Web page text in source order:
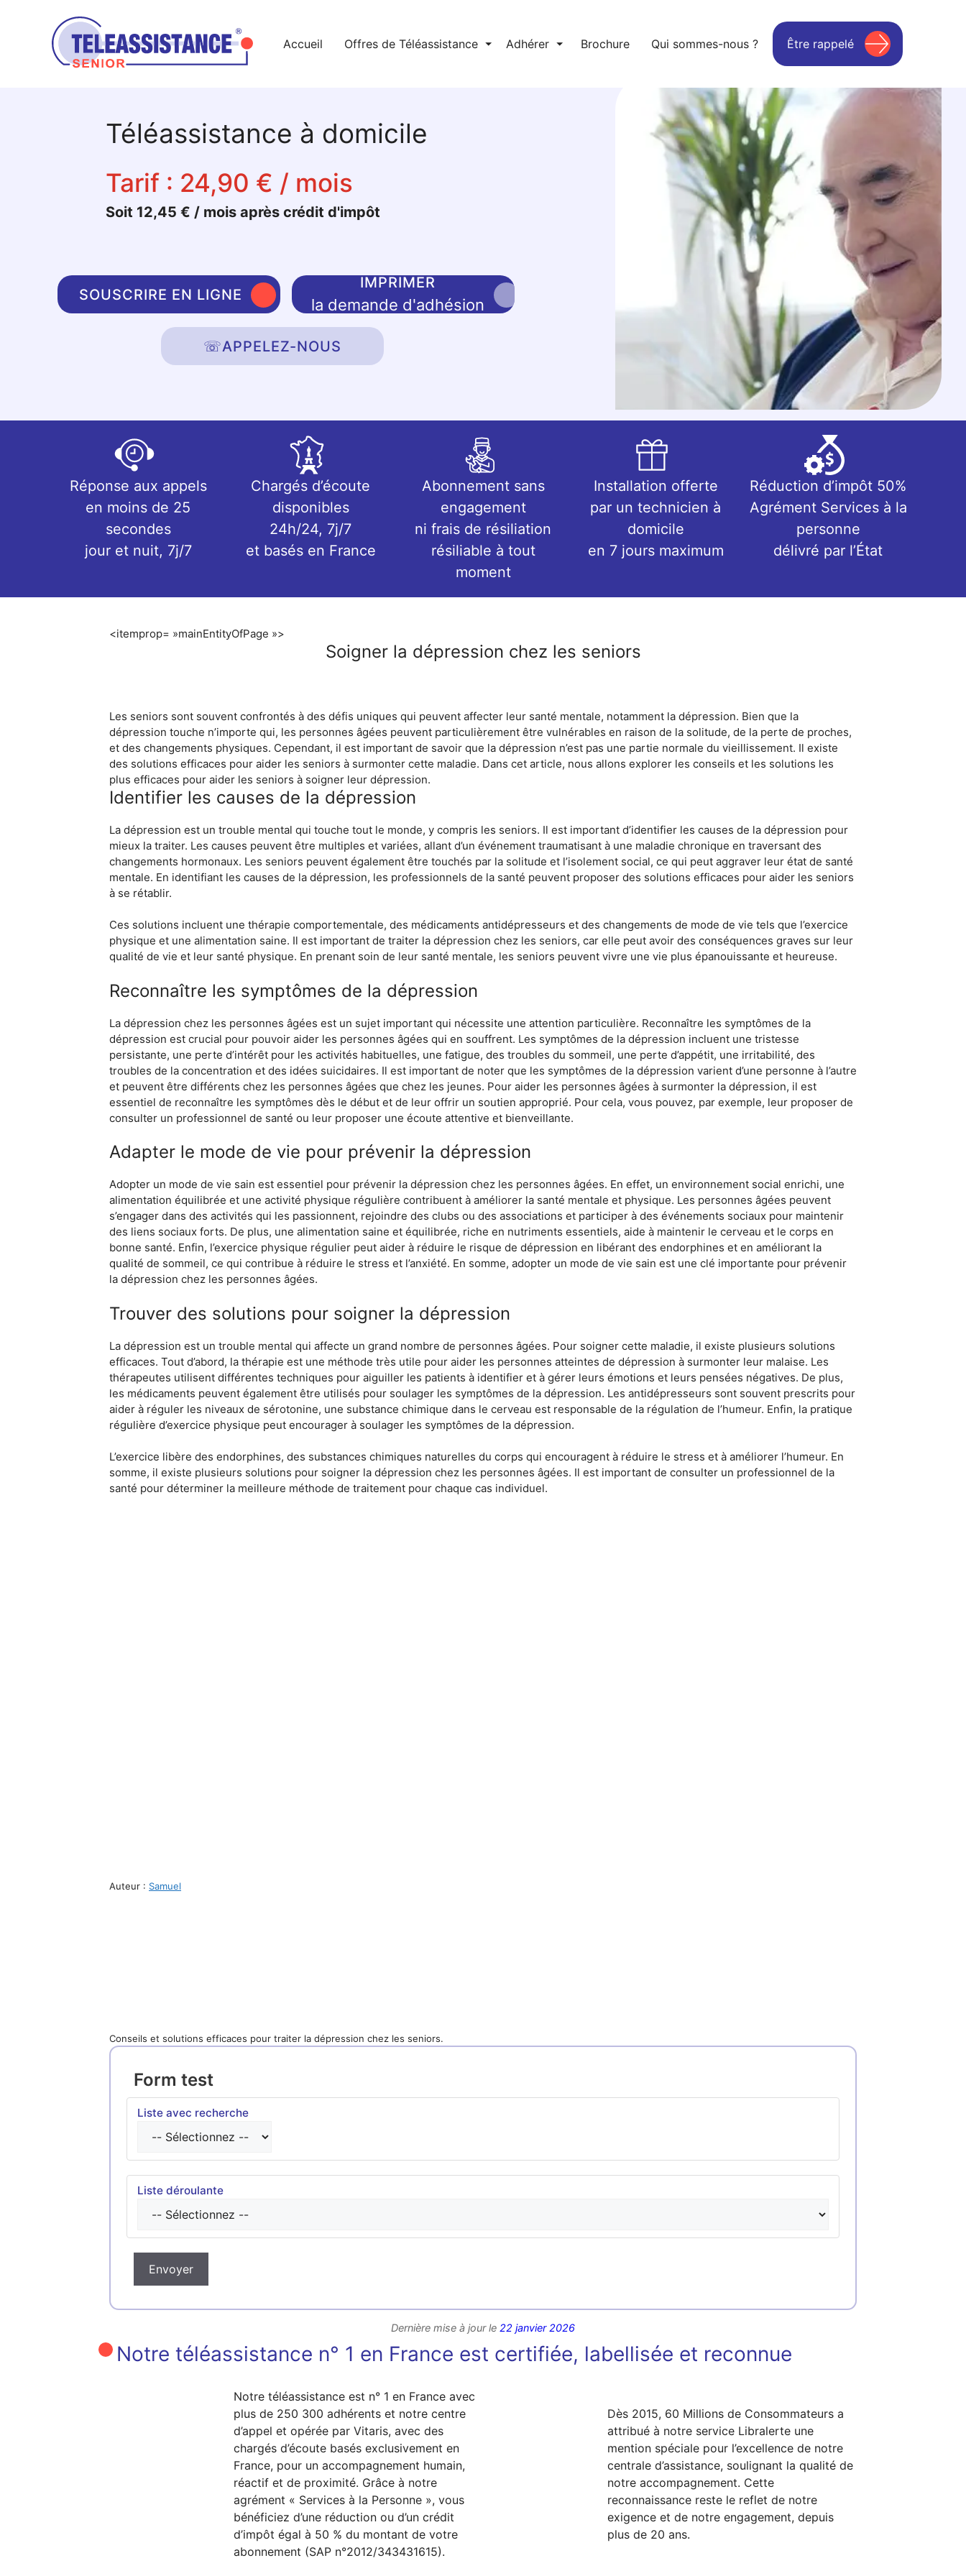
Accueil Offres de Téléassistance ⏷ Adhérer ⏷ Brochure Qui sommes-nous ? Être rappelé
Téléassistance à domicile
Tarif : 24,90 € / mois
Soit 12,45 € / mois après crédit d'impôt
SOUSCRIRE EN LIGNE
IMPRIMER
la demande d'adhésion
☏APPELEZ-NOUS
Réponse aux appels
en moins de 25
secondes
jour et nuit, 7j/7
Chargés d’écoute
disponibles
24h/24, 7j/7
et basés en France
Abonnement sans
engagement
ni frais de résiliation
résiliable à tout
moment
Installation offerte
par un technicien à
domicile
en 7 jours maximum
Réduction d’impôt 50%
Agrément Services à la
personne
délivré par l’État
<itemprop= »mainEntityOfPage »>
Soigner la dépression chez les seniors
Les seniors sont souvent confrontés à des défis uniques qui peuvent affecter leur santé mentale, notamment la dépression. Bien que la
dépression touche n’importe qui, les personnes âgées peuvent particulièrement être vulnérables en raison de la solitude, de la perte de proches,
et des changements physiques. Cependant, il est important de savoir que la dépression n’est pas une partie normale du vieillissement. Il existe
des solutions efficaces pour aider les seniors à surmonter cette maladie. Dans cet article, nous allons explorer les conseils et les solutions les
plus efficaces pour aider les seniors à soigner leur dépression.
Identifier les causes de la dépression
La dépression est un trouble mental qui touche tout le monde, y compris les seniors. Il est important d’identifier les causes de la dépression pour
mieux la traiter. Les causes peuvent être multiples et variées, allant d’un événement traumatisant à une maladie chronique en traversant des
changements hormonaux. Les seniors peuvent également être touchés par la solitude et l’isolement social, ce qui peut aggraver leur état de santé
mentale. En identifiant les causes de la dépression, les professionnels de la santé peuvent proposer des solutions efficaces pour aider les seniors
à se rétablir.
Ces solutions incluent une thérapie comportementale, des médicaments antidépresseurs et des changements de mode de vie tels que l’exercice
physique et une alimentation saine. Il est important de traiter la dépression chez les seniors, car elle peut avoir des conséquences graves sur leur
qualité de vie et leur santé physique. En prenant soin de leur santé mentale, les seniors peuvent vivre une vie plus épanouissante et heureuse.
Reconnaître les symptômes de la dépression
La dépression chez les personnes âgées est un sujet important qui nécessite une attention particulière. Reconnaître les symptômes de la
dépression est crucial pour pouvoir aider les personnes âgées qui en souffrent. Les symptômes de la dépression incluent une tristesse
persistante, une perte d’intérêt pour les activités habituelles, une fatigue, des troubles du sommeil, une perte d’appétit, une irritabilité, des
troubles de la concentration et des idées suicidaires. Il est important de noter que les symptômes de la dépression varient d’une personne à l’autre
et peuvent être différents chez les personnes âgées que chez les jeunes. Pour aider les personnes âgées à surmonter la dépression, il est
essentiel de reconnaître les symptômes dès le début et de leur offrir un soutien approprié. Pour cela, vous pouvez, par exemple, leur proposer de
consulter un professionnel de santé ou leur proposer une écoute attentive et bienveillante.
Adapter le mode de vie pour prévenir la dépression
Adopter un mode de vie sain est essentiel pour prévenir la dépression chez les personnes âgées. En effet, un environnement social enrichi, une
alimentation équilibrée et une activité physique régulière contribuent à améliorer la santé mentale et physique. Les personnes âgées peuvent
s’engager dans des activités qui les passionnent, rejoindre des clubs ou des associations et participer à des événements sociaux pour maintenir
des liens sociaux forts. De plus, une alimentation saine et équilibrée, riche en nutriments essentiels, aide à maintenir le cerveau et le corps en
bonne santé. Enfin, l’exercice physique régulier peut aider à réduire le risque de dépression en libérant des endorphines et en améliorant la
qualité de sommeil, ce qui contribue à réduire le stress et l’anxiété. En somme, adopter un mode de vie sain est une clé importante pour prévenir
la dépression chez les personnes âgées.
Trouver des solutions pour soigner la dépression
La dépression est un trouble mental qui affecte un grand nombre de personnes âgées. Pour soigner cette maladie, il existe plusieurs solutions
efficaces. Tout d’abord, la thérapie est une méthode très utile pour aider les personnes atteintes de dépression à surmonter leur malaise. Les
thérapeutes utilisent différentes techniques pour aiguiller les patients à identifier et à gérer leurs émotions et leurs pensées négatives. De plus,
les médicaments peuvent également être utilisés pour soulager les symptômes de la dépression. Les antidépresseurs sont souvent prescrits pour
aider à réguler les niveaux de sérotonine, une substance chimique dans le cerveau est responsable de la régulation de l’humeur. Enfin, la pratique
régulière d’exercice physique peut encourager à soulager les symptômes de la dépression.
L’exercice libère des endorphines, des substances chimiques naturelles du corps qui encouragent à réduire le stress et à améliorer l’humeur. En
somme, il existe plusieurs solutions pour soigner la dépression chez les personnes âgées. Il est important de consulter un professionnel de la
santé pour déterminer la meilleure méthode de traitement pour chaque cas individuel.
Auteur : Samuel
Conseils et solutions efficaces pour traiter la dépression chez les seniors.
Form test
Liste avec recherche
Liste déroulante
Envoyer
Dernière mise à jour le 22 janvier 2026
Notre téléassistance n° 1 en France est certifiée, labellisée et reconnue
Notre téléassistance est n° 1 en France avec
plus de 250 300 adhérents et notre centre
d’appel et opérée par Vitaris, avec des
chargés d’écoute basés exclusivement en
France, pour un accompagnement humain,
réactif et de proximité. Grâce à notre
agrément « Services à la Personne », vous
bénéficiez d’une réduction ou d’un crédit
d’impôt égal à 50 % du montant de votre
abonnement (SAP n°2012/343431615).
Dès 2015, 60 Millions de Consommateurs a
attribué à notre service Libralerte une
mention spéciale pour l’excellence de notre
centrale d’assistance, soulignant la qualité de
notre accompagnement. Cette
reconnaissance reste le reflet de notre
exigence et de notre engagement, depuis
plus de 20 ans.